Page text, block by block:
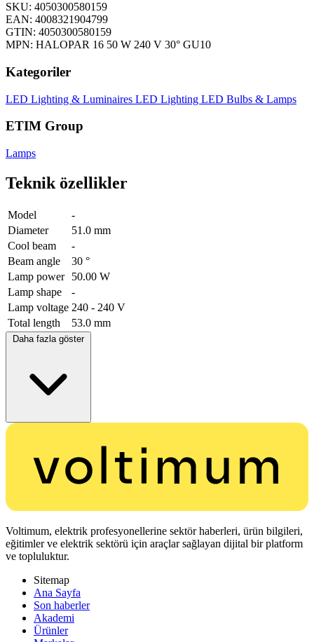
SKU: 4050300580159
EAN: 4008321904799
GTIN: 4050300580159
MPN: HALOPAR 16 50 W 240 V 30° GU10
Kategoriler
LED Lighting & Luminaires LED Lighting LED Bulbs & Lamps
ETIM Group
Lamps
Teknik özellikler
Model
-
Diameter
51.0 mm
Cool beam
-
Beam angle
30 °
Lamp power
50.00 W
Lamp shape
-
Lamp voltage 240 - 240 V
Total length
53.0 mm
Daha fazla göster
Voltimum, elektrik profesyonellerine sektör haberleri, ürün bilgileri,
eğitimler ve elektrik sektörü için araçlar sağlayan dijital bir platform
ve topluluktur.
Sitemap
Ana Sayfa
Son haberler
Akademi
Ürünler